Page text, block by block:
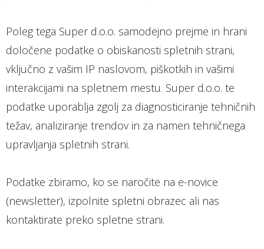
Poleg tega Super d.o.o. samodejno prejme in hrani
določene podatke o obiskanosti spletnih strani,
vključno z vašim IP naslovom, piškotkih in vašimi
interakcijami na spletnem mestu. Super d.o.o. te
podatke uporablja zgolj za diagnosticiranje tehničnih
težav, analiziranje trendov in za namen tehničnega
upravljanja spletnih strani.
Podatke zbiramo, ko se naročite na e-novice
(newsletter), izpolnite spletni obrazec ali nas
kontaktirate preko spletne strani.